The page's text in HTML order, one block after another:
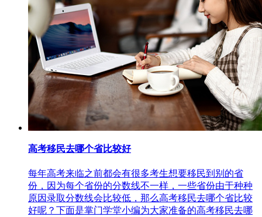
高考移民去哪个省比较好
每年高考来临之前都会有很多考生想要移民到别的省
份，因为每个省份的分数线不一样，一些省份由于种种
原因录取分数线会比较低，那么高考移民去哪个省比较
好呢？下面是掌门学堂小编为大家准备的高考移民去哪